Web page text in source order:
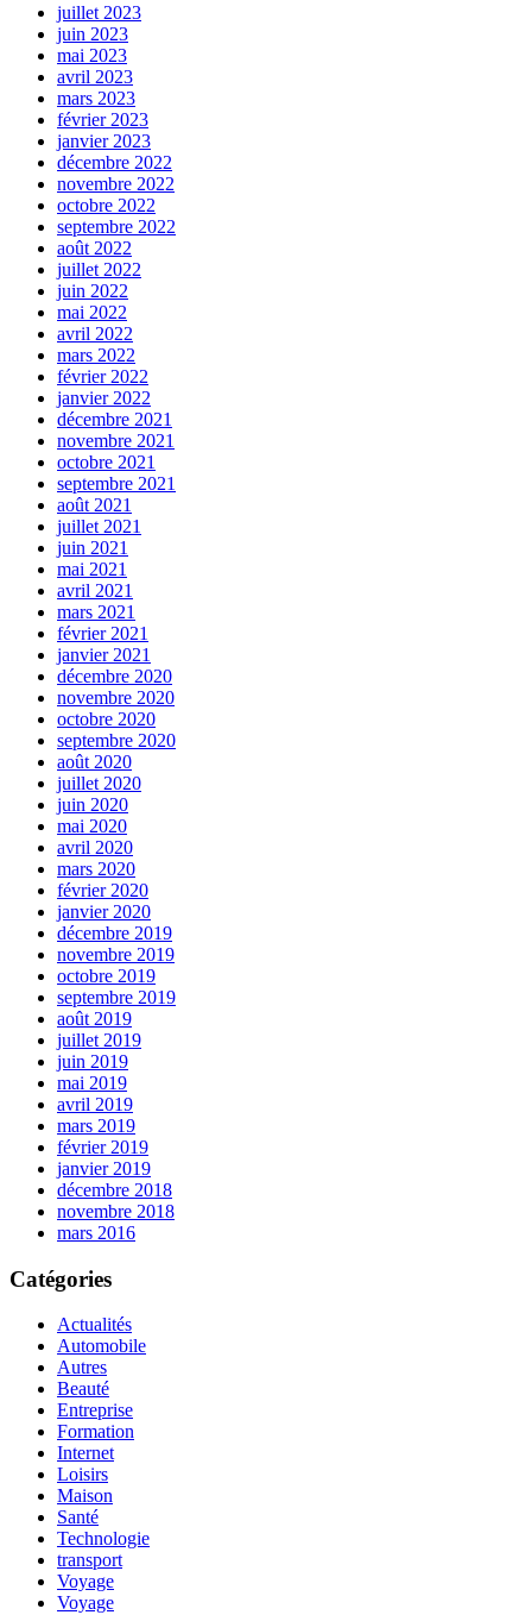
juillet 2023
juin 2023
mai 2023
avril 2023
mars 2023
février 2023
janvier 2023
décembre 2022
novembre 2022
octobre 2022
septembre 2022
août 2022
juillet 2022
juin 2022
mai 2022
avril 2022
mars 2022
février 2022
janvier 2022
décembre 2021
novembre 2021
octobre 2021
septembre 2021
août 2021
juillet 2021
juin 2021
mai 2021
avril 2021
mars 2021
février 2021
janvier 2021
décembre 2020
novembre 2020
octobre 2020
septembre 2020
août 2020
juillet 2020
juin 2020
mai 2020
avril 2020
mars 2020
février 2020
janvier 2020
décembre 2019
novembre 2019
octobre 2019
septembre 2019
août 2019
juillet 2019
juin 2019
mai 2019
avril 2019
mars 2019
février 2019
janvier 2019
décembre 2018
novembre 2018
mars 2016
Catégories
Actualités
Automobile
Autres
Beauté
Entreprise
Formation
Internet
Loisirs
Maison
Santé
Technologie
transport
Voyage
Voyage